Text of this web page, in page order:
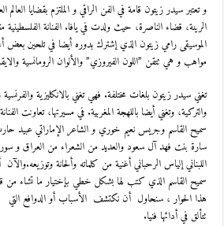
و تعتبر سيدر زيتون قامة في الفن الراقي و الملتزم بقضايا
الرينة، قضاء الناصرة، حيث ولدت في يافا. الفنانة
الموسيقى رامي زيتون الذي إشترك بدوره أيضا في تلحين بعض
مواهب و هي تتقن ”اللون الفيروزي” والألوان الرومانسية
تغني سيدر زيتون بلغات مختلفة. فهي تغني بالانكليزية والفرنسية
والتركية، وتغني أيضا باللهجة المغربية. في مسيرتها، تعاونت
سميح القاسم وجريس نعيم خوري و الشاعر الإماراتي عبيد
سارة بنت فهد آل سعود والعديد من الشعراء من العراق و
اللبناني إلياس الرحباني أغنية من كلماته وألحانة
سميح القاسم الذي كتب لها بشكل خطي بإختيار ما تشاء من
هذا الحوار ، سنحاول أن نكتشف الأسباب أو الدوافع التي
تتألق في أدائها فنيا.